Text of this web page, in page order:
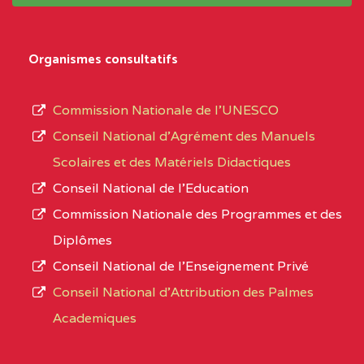
BALI COMMUNITY HIGH SCHOOL BP :(1)
BAPTIST COMPREHENSIVE COLLEGE (
BAMENDA(1)
NORD-
OUEST
BAPTIST
COMPREHENSIVE
BAMENDA
BAPTIST COMPREHENSIVE COLLEGE
type
L’offre
d’éducation
de
Organismes consultatifs
Commission Nationale de l’UNESCO
Conseil National d’Agrément des Manuels
Scolaires et des Matériels Didactiques
Conseil National de l’Education
Commission Nationale des Programmes et des
Diplômes
Conseil National de l’Enseignement Privé
Conseil National d'Attribution des Palmes
Academiques